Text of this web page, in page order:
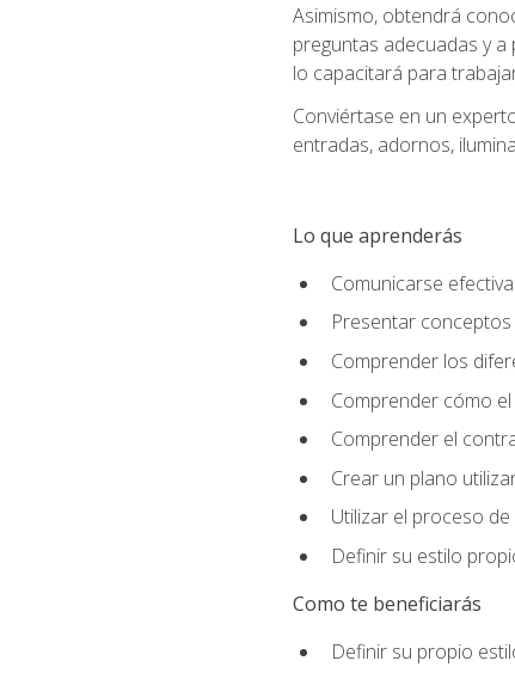
Asimismo, obtendrá
preguntas adecuadas y
lo capacitará para
Conviértase en un
entradas, adornos,
Lo que aprenderás
Comunicarse
Presentar
Comprender los
Comprender cómo
Comprender el
Crear un plano
Utilizar el proceso
Definir su estilo
Como te beneficiarás
Definir su propio